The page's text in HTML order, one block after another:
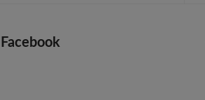
Facebook